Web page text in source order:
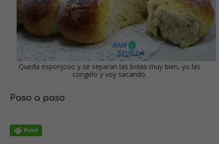
Queda esponjoso y se separan las bolas muy bien, yo las
congelo y voy sacando.
Paso a paso